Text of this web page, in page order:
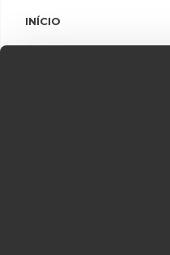
INÍCIO
LINGUAS